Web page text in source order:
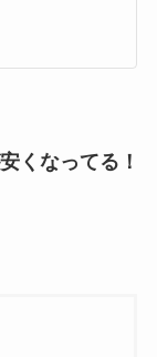
くなってる！